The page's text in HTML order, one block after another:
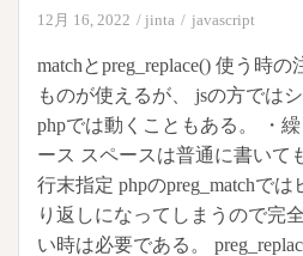
か
動
作
し
な
同
じ
12月 16, 2022 jinta javascript
matchとpreg_replace() 使う時
ものが使えるが、 jsの方では
phpでは動くこともある。 ・
ース スペースは普通に書いて
行末指定 phpのpreg_matchで
り返しになってしまうので完
い時は必要である。